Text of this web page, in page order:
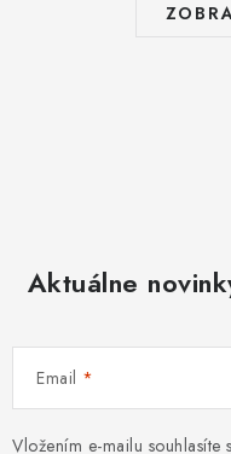
Aktuálne
Email
Vložením e-mailu souhlasíte s